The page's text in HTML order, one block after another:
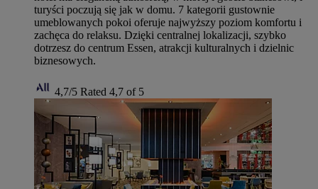
turyści poczują się jak w domu. 7 kategorii gustownie
umeblowanych pokoi oferuje najwyższy poziom komfortu i
zachęca do relaksu. Dzięki centralnej lokalizacji, szybko
dotrzesz do centrum Essen, atrakcji kulturalnych i dzielnic
biznesowych.
4,7/5 Rated 4,7 of 5